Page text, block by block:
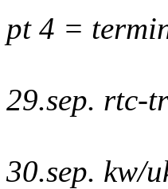
pt 4 =
29.sep. rtc-
30.sep. kw/